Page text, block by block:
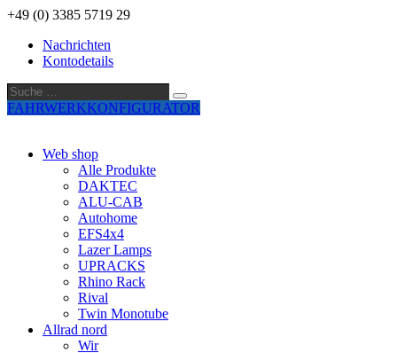
+49 (0) 3385 5719 29
Nachrichten
Kontodetails
Suche
…
Suche
FAHRWERKKONFIGURATOR
Web shop
Alle Produkte
DAKTEC
ALU-CAB
Autohome
EFS4x4
Lazer Lamps
UPRACKS
Rhino Rack
Rival
Twin Monotube
Allrad nord
Wir